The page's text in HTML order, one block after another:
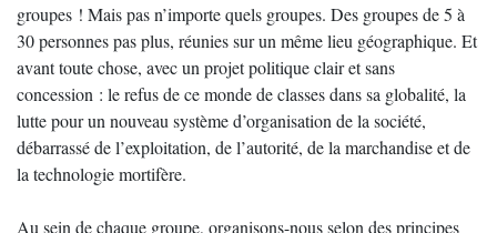
groupes ! Mais pas n’importe quels groupes. Des groupes de 5 à
30 personnes pas plus, réunies sur un même lieu géographique. Et
avant toute chose, avec un projet politique clair et sans
concession : le refus de ce monde de classes dans sa globalité, la
lutte pour un nouveau système d’organisation de la société,
débarrassé de l’exploitation, de l’autorité, de la marchandise et de
la technologie mortifère.
Au sein de chaque groupe, organisons-nous selon des principes